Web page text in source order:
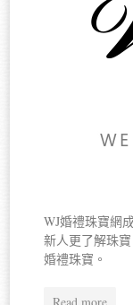
WJ婚禮珠寶網
新人更了解珠
婚禮珠寶。